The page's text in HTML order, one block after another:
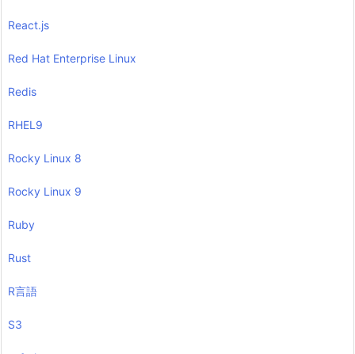
React.js
Red Hat Enterprise Linux
Redis
RHEL9
Rocky Linux 8
Rocky Linux 9
Ruby
Rust
R言語
S3